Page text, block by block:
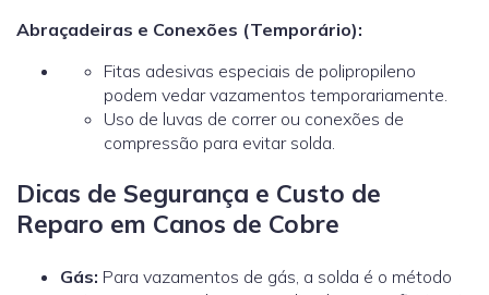
Abraçadeiras e Conexões (Temporário):
Fitas adesivas especiais de polipropileno
podem vedar vazamentos temporariamente.
Uso de luvas de correr ou conexões de
compressão para evitar solda.
Dicas de Segurança e Custo de
Reparo em Canos de Cobre
Gás: Para vazamentos de gás, a solda é o método